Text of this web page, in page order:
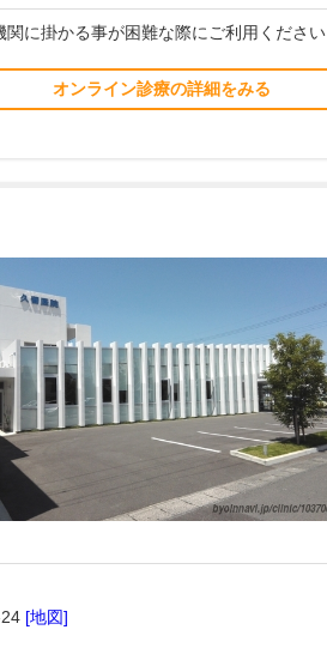
に掛かる事が困難な際にご利用ください
オンライン診療の詳細をみる
[地図]